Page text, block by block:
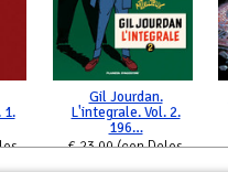
1.
Gil Jourdan.
L'integrale. Vol. 2.
196…
€ 23,00(con Delos